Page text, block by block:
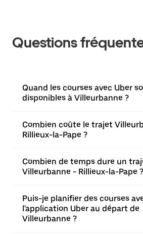
Questions
Quand les courses avec Uber
disponibles à Villeurbanne ?
Combien coûte le trajet
Rillieux-la-Pape ?
Combien de temps dure un
Villeurbanne - Rillieux-la-Pape ?
Puis-je planifier des courses
l'application Uber au départ de
Villeurbanne ?